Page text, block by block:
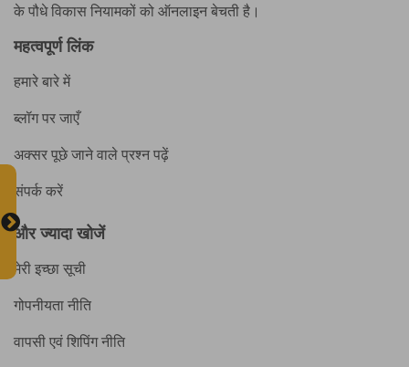
के पौधे विकास नियामकों को ऑनलाइन बेचती है।
महत्वपूर्ण लिंक
हमारे बारे में
ब्लॉग पर जाएँ
अक्सर पूछे जाने वाले प्रश्न पढ़ें
संपर्क करें
और ज्यादा खोजें
मेरी इच्छा सूची
गोपनीयता नीति
वापसी एवं शिपिंग नीति